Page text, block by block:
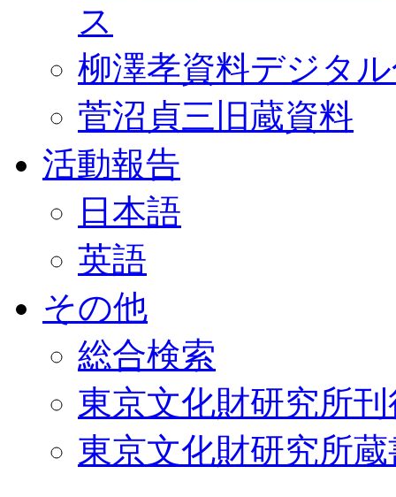
ス
柳澤孝資料デジタ
菅沼貞三旧蔵資料
活動報告
日本語
英語
その他
総合検索
東京文化財研究所
東京文化財研究所